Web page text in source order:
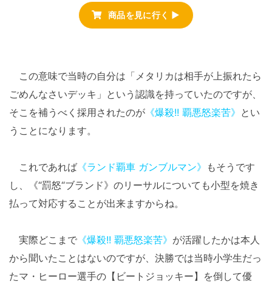
商品を見に行く ▶
この意味で当時の自分は「メタリカは相手が上振れたら
ごめんなさいデッキ」という認識を持っていたのですが、
そこを補うべく採用されたのが 《爆殺!! 覇悪怒楽苦》 とい
うことになります。
これであれば 《ランド覇車 ガンブルマン》 もそうです
し、《“罰怒“ブランド》のリーサルについても小型を焼き
払って対応することが出来ますからね。
実際どこまで 《爆殺!! 覇悪怒楽苦》 が活躍したかは本人
から聞いたことはないのですが、決勝では当時小学生だっ
たマ・ヒーロー選手の【ビートジョッキー】を倒して優